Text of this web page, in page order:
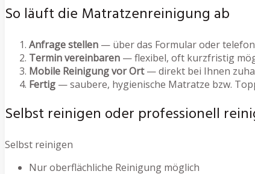
So läuft die Matratzenreinigung ab
Anfrage stellen — über das Formular oder
Termin vereinbaren — flexibel, oft kurzfristig
Mobile Reinigung vor Ort— direkt bei Ihnen
Fertig — saubere, hygienische Matratze bzw.
Selbst reinigen oder professionell
Selbst reinigen
Nur oberflächliche Reinigung möglich